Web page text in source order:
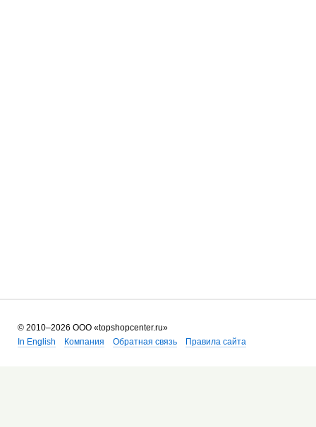
© 2010–2026 ООО «topshopcenter.ru»
In English
Компания Обратная связь Правила сайта